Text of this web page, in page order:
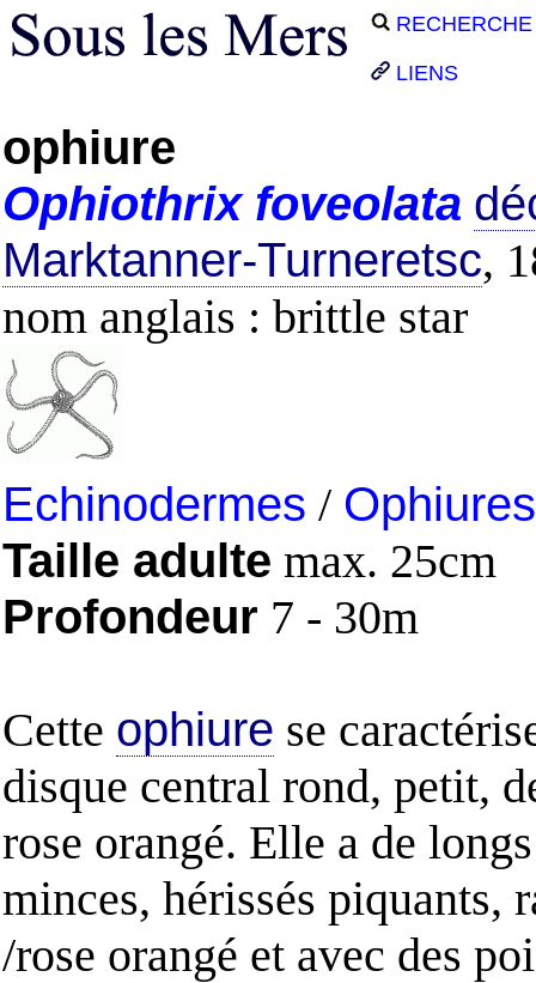
RECHERCHE
LIENS
ophiure
Ophiothrix foveolata
Marktanner-Turneretsc,
nom anglais : brittle star
Echinodermes / Ophiures
Taille adulte max. 25cm
Profondeur 7 - 30m
Cette ophiure se
disque central rond, petit,
rose orangé. Elle a de
minces, hérissés piquants,
/rose orangé et avec des